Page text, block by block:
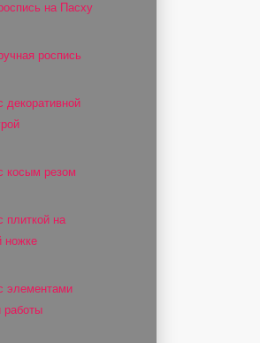
на Пасху
роспись
декоративной
косым резом
плиткой на
ножке
элементами
работы